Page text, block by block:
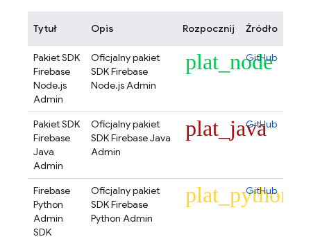
Tytuł Opis Rozpocznij Źródło
Pakiet SDK
Firebase
Node.js
Admin
Oficjalny pakiet
SDK Firebase
Node.js Admin
plat_node
GitHub
Pakiet SDK
Firebase
Java
Admin
Oficjalny pakiet
SDK Firebase Java
Admin
plat_java
GitHub
Firebase
Python
Admin
SDK
Oficjalny pakiet
SDK Firebase
Python Admin
plat_python
GitHub